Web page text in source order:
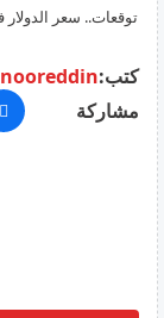
كتب:nooreddin
مشاركة